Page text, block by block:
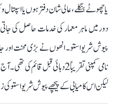
یا چھوٹے بنگلے، عالی شان دفتر ہوں یا
دور میں ماہر معمار کی خدمات حاصل کی
پیوش شریواستو۔ انھوں نے بڑی محنت اور
نامی کمپنی تقریباً 2 دہائی قبل
لیکن اس کامیابی کے پیچھے پیوش